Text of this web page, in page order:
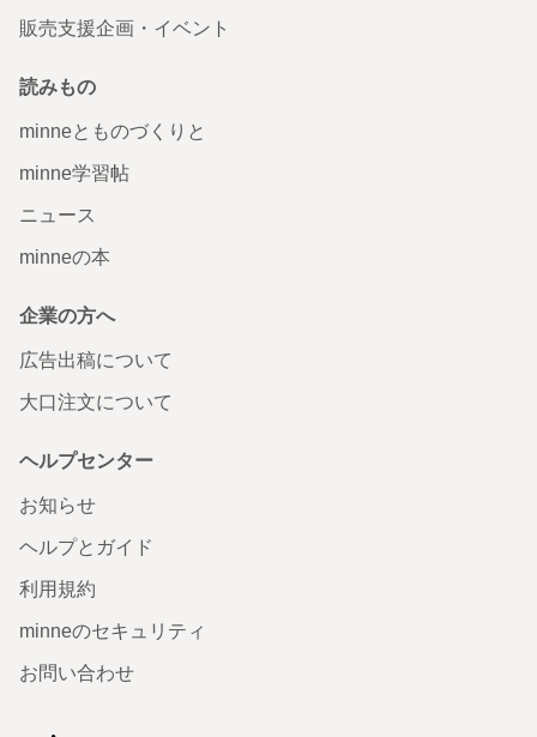
販売支援企画・イベント
読みもの
minneとものづくりと
minne学習帖
ニュース
minneの本
企業の方へ
広告出稿について
大口注文について
ヘルプセンター
お知らせ
ヘルプとガイド
利用規約
minneのセキュリティ
お問い合わせ